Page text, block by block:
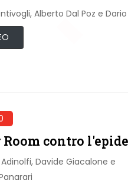
Alberto Dal Poz e
Room contro
Davide Giacalone e